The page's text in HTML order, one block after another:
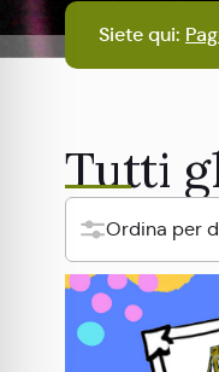
Siete qui:
Tutti
Ordina per